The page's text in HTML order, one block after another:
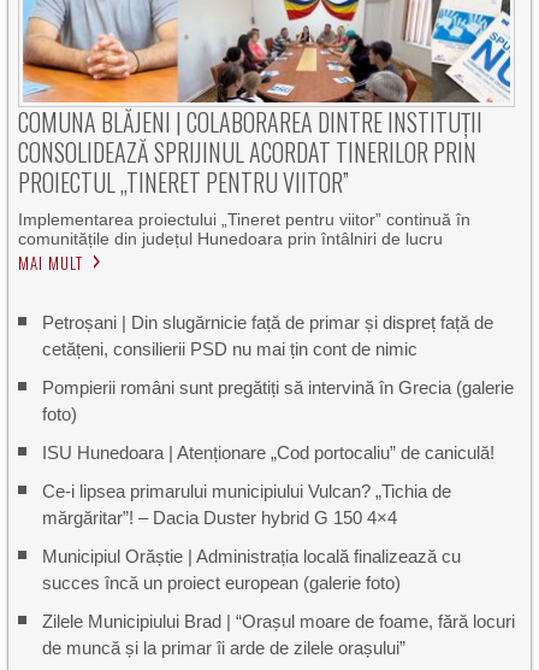
COMUNA BLĂJENI | COLABORAREA DINTRE INSTITUȚII
CONSOLIDEAZĂ SPRIJINUL ACORDAT TINERILOR PRIN
PROIECTUL „TINERET PENTRU VIITOR”
Implementarea proiectului „Tineret pentru viitor” continuă în
comunitățile din județul Hunedoara prin întâlniri de lucru
MAI MULT
Petroșani | Din slugărnicie față de primar și dispreț față de
cetățeni, consilierii PSD nu mai țin cont de nimic
Pompierii români sunt pregătiți să intervină în Grecia (galerie
foto)
ISU Hunedoara | Atenționare „Cod portocaliu” de caniculă!
Ce-i lipsea primarului municipiului Vulcan? „Tichia de
mărgăritar”! – Dacia Duster hybrid G 150 4×4
Municipiul Orăștie | Administrația locală finalizează cu
succes încă un proiect european (galerie foto)
Zilele Municipiului Brad | “Orașul moare de foame, fără locuri
de muncă și la primar îi arde de zilele orașului”